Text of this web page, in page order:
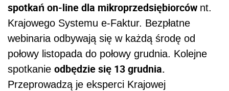
spotkań on-line dla mikroprzedsiębiorców nt.
Krajowego Systemu e-Faktur. Bezpłatne
webinaria odbywają się w każdą środę od
połowy listopada do połowy grudnia. Kolejne
spotkanie odbędzie się 13 grudnia.
Przeprowadzą je eksperci Krajowej